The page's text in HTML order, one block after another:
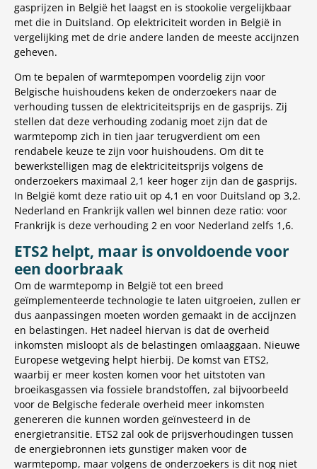
gasprijzen in België het laagst en is stookolie vergelijkbaar
met die in Duitsland. Op elektriciteit worden in België in
vergelijking met de drie andere landen de meeste accijnzen
geheven.
Om te bepalen of warmtepompen voordelig zijn voor
Belgische huishoudens keken de onderzoekers naar de
verhouding tussen de elektriciteitsprijs en de gasprijs. Zij
stellen dat deze verhouding zodanig moet zijn dat de
warmtepomp zich in tien jaar terugverdient om een
rendabele keuze te zijn voor huishoudens. Om dit te
bewerkstelligen mag de elektriciteitsprijs volgens de
onderzoekers maximaal 2,1 keer hoger zijn dan de gasprijs.
In België komt deze ratio uit op 4,1 en voor Duitsland op 3,2.
Nederland en Frankrijk vallen wel binnen deze ratio: voor
Frankrijk is deze verhouding 2 en voor Nederland zelfs 1,6.
ETS2 helpt, maar is onvoldoende voor
een doorbraak
Om de warmtepomp in België tot een breed
geïmplementeerde technologie te laten uitgroeien, zullen er
dus aanpassingen moeten worden gemaakt in de accijnzen
en belastingen. Het nadeel hiervan is dat de overheid
inkomsten misloopt als de belastingen omlaaggaan. Nieuwe
Europese wetgeving helpt hierbij. De komst van ETS2,
waarbij er meer kosten komen voor het uitstoten van
broeikasgassen via fossiele brandstoffen, zal bijvoorbeeld
voor de Belgische federale overheid meer inkomsten
genereren die kunnen worden geïnvesteerd in de
energietransitie. ETS2 zal ook de prijsverhoudingen tussen
de energiebronnen iets gunstiger maken voor de
warmtepomp, maar volgens de onderzoekers is dit nog niet